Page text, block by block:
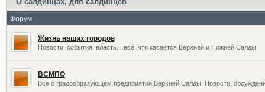
Форум
Жизнь наших городов
Новости, события, власть... всё, что касается Верхней и Нижней Салды
ВСМПО
Всё о градообразующем предприятии Верхней Салды. Новости,